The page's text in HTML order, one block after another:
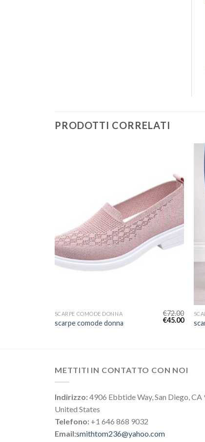
PRODOTTI CORRELATI
SCARPE COMODE DONNA
scarpe comode donna
€72.00
€45.00
METTITI IN CONTATTO CON NOI
Indirizzo:4906 Ebbtide Way, San Diego, CA
United States
Telefono: +1 646 868 9032
Email:smithtom236@yahoo.com